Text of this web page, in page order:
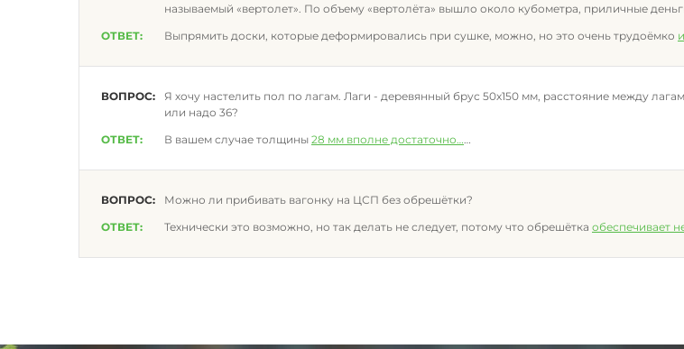
называемый «вертолет». По объему «вертолёта» вышло около кубометра, приличные
ОТВЕТ:
Выпрямить доски, которые деформировались при сушке, можно, но это очень трудоёмко
ВОПРОС:
Я хочу настелить пол по лагам. Лаги - деревянный брус 50х150 мм, расстояние между
или надо 36?
ОТВЕТ:
В вашем случае толщины 28 мм вполне достаточно …
ВОПРОС:
Можно ли прибивать вагонку на ЦСП без обрешётки?
ОТВЕТ:
Технически это возможно, но так делать не следует, потому что обрешётка обеспечивает